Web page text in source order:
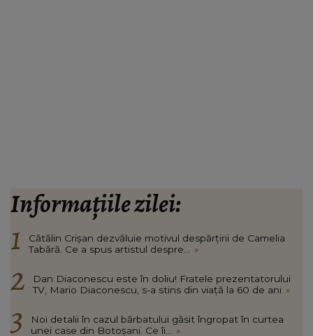
Informațiile zilei:
Cătălin Crișan dezvăluie motivul despărțirii de Camelia
Tabără. Ce a spus artistul despre...
»
Dan Diaconescu este în doliu! Fratele prezentatorului
TV, Mario Diaconescu, s-a stins din viață la 60 de ani »
Noi detalii în cazul bărbatului găsit îngropat în curtea
unei case din Botoșani. Ce îi...
»